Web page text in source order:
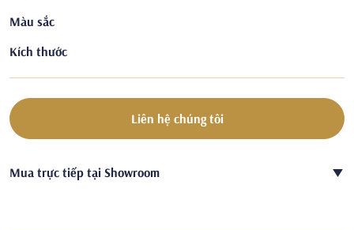
Màu sắc
Kích thước
Liên hệ chúng tôi
Mua trực tiếp tại Showroom